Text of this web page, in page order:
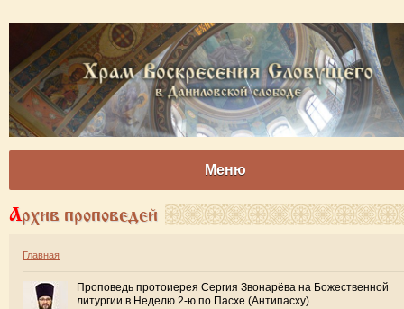
Меню
Архив проповедей
Главная
Проповедь протоиерея Сергия Звонарёва на Божественной
литургии в Неделю 2-ю по Пасхе (Антипасху)